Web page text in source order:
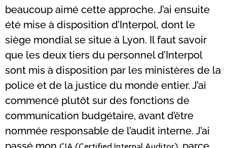
beaucoup aimé cette approche. J’ai ensuite
été mise à disposition d’Interpol, dont le
siège mondial se situe à Lyon. Il faut savoir
que les deux tiers du personnel d’Interpol
sont mis à disposition par les ministères de la
police et de la justice du monde entier. J’ai
commencé plutôt sur des fonctions de
communication budgétaire, avant d’être
nommée responsable de l’audit interne. J’ai